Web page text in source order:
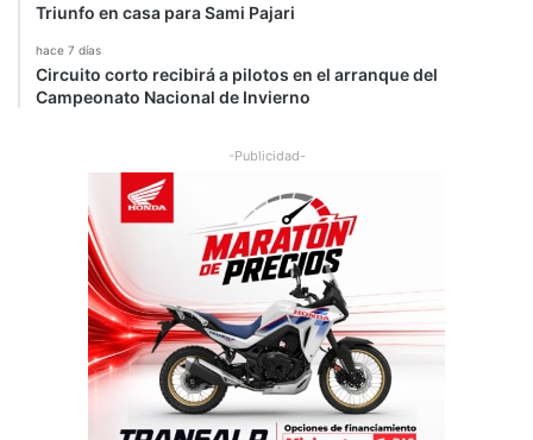
Triunfo en casa para Sami Pajari
hace 7 días
Circuito corto recibirá a pilotos en el arranque del
Campeonato Nacional de Invierno
-Publicidad-